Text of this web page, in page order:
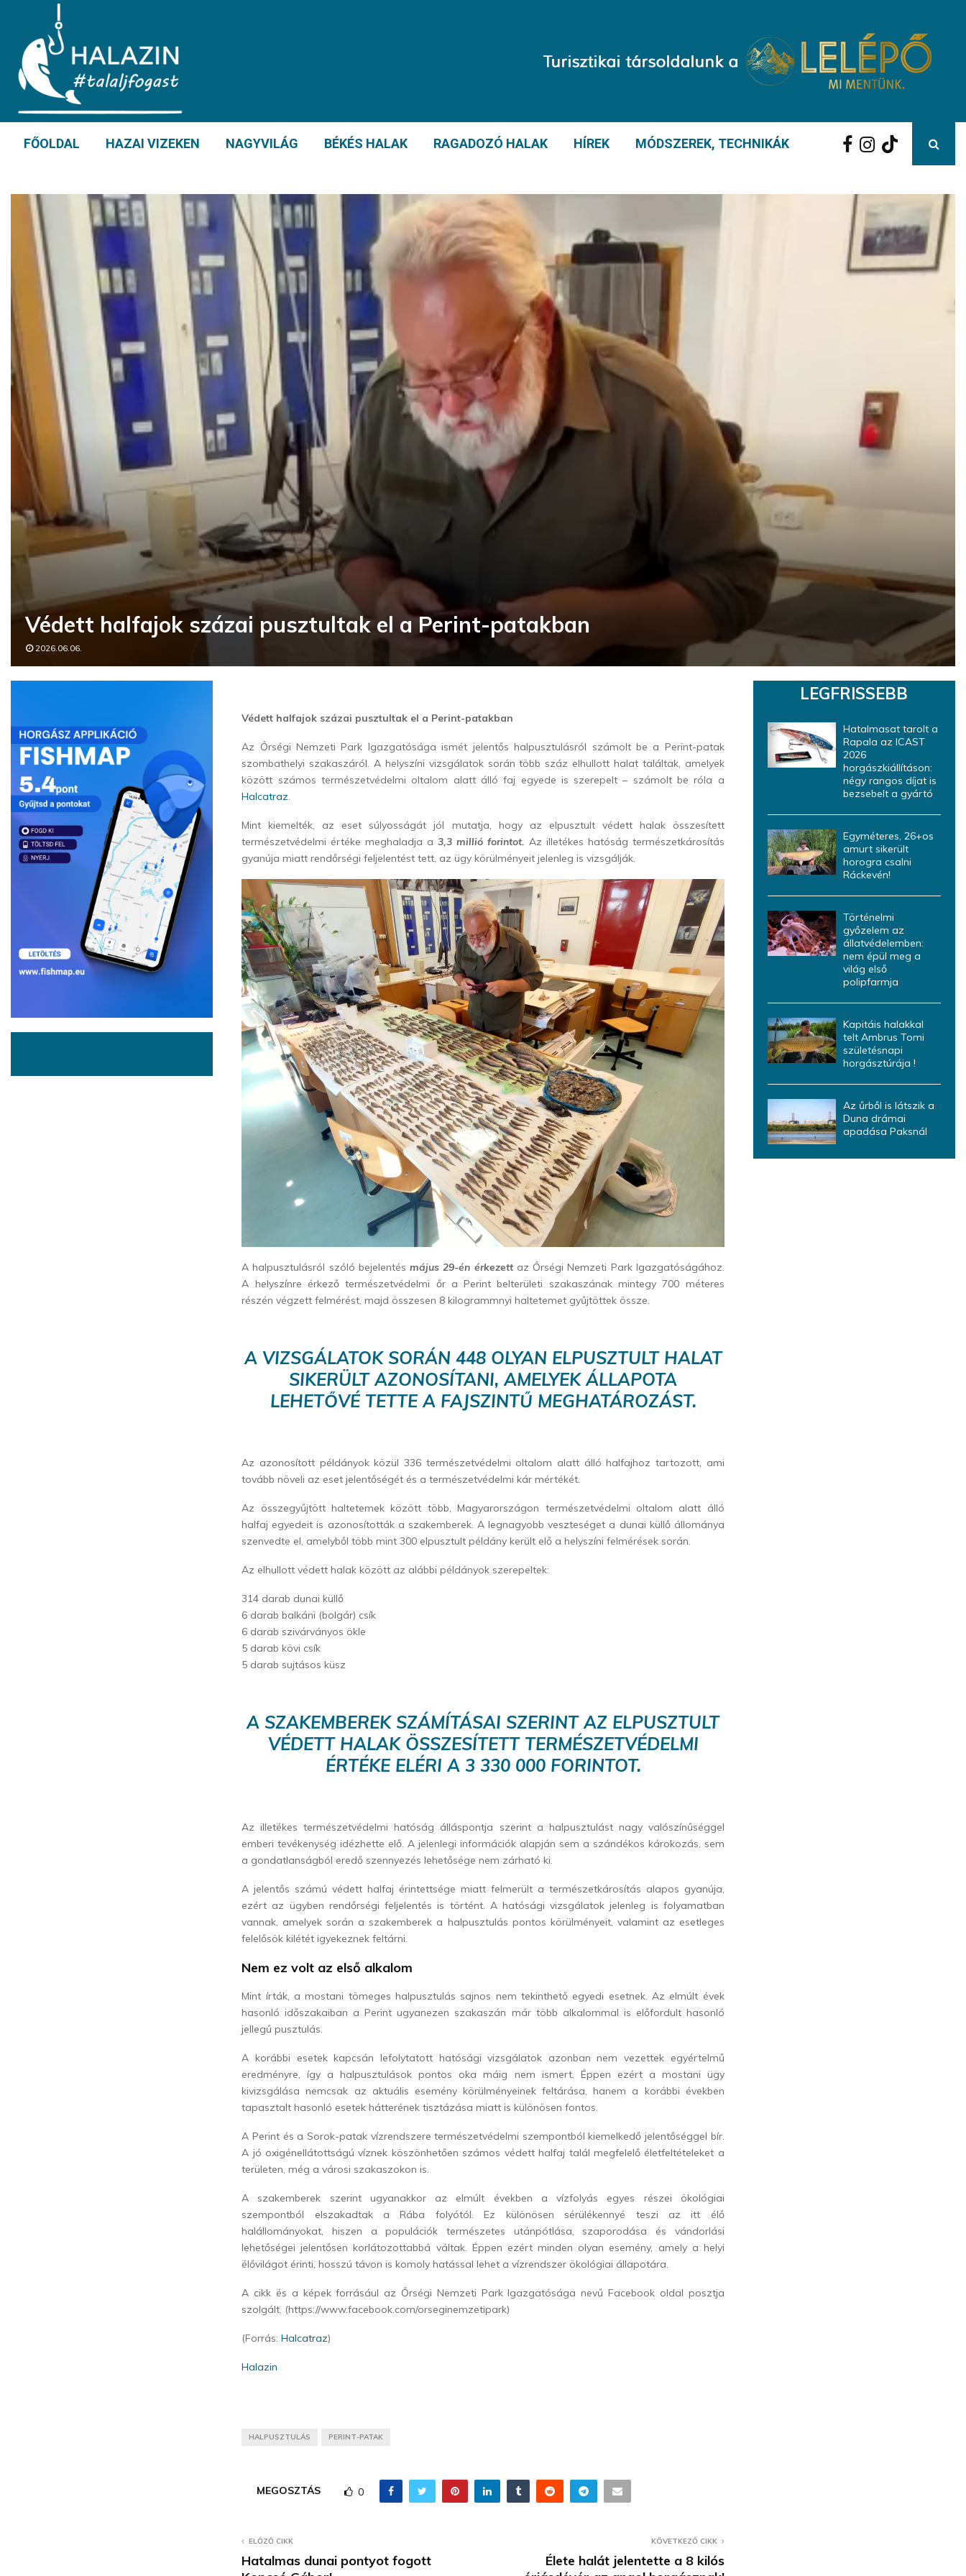
FŐOLDAL HAZAI VIZEKEN NAGYVILÁG BÉKÉS HALAK RAGADOZÓ HALAK HÍREK MÓDSZEREK, TECHNIKÁK
Védett halfajok százai pusztultak el a Perint-patakban
2026.06.06.
Védett halfajok százai pusztultak el a Perint-patakban
Az Őrségi Nemzeti Park Igazgatósága ismét jelentős halpusztulásról számolt be a Perint-patak
szombathelyi szakaszáról. A helyszíni vizsgálatok során több száz elhullott halat találtak, amelyek
között számos természetvédelmi oltalom alatt álló faj egyede is szerepelt – számolt be róla a
Halcatraz.
Mint kiemelték, az eset súlyosságát jól mutatja, hogy az elpusztult védett halak összesített
természetvédelmi értéke meghaladja a3,3 millió forintot. Az illetékes hatóság természetkárosítás
gyanúja miatt rendőrségi feljelentést tett, az ügy körülményeit jelenleg is vizsgálják.
A halpusztulásról szóló bejelentés május 29-én érkezettaz Őrségi Nemzeti Park Igazgatóságához.
A helyszínre érkező természetvédelmi őr a Perint belterületi szakaszának mintegy 700 méteres
részén végzett felmérést, majd összesen 8 kilogrammnyi haltetemet gyűjtöttek össze.
A VIZSGÁLATOK SORÁN 448 OLYAN ELPUSZTULT HALAT
SIKERÜLT AZONOSÍTANI, AMELYEK ÁLLAPOTA
LEHETŐVÉ TETTE A FAJSZINTŰ MEGHATÁROZÁST.
Az azonosított példányok közül 336 természetvédelmi oltalom alatt álló halfajhoz tartozott, ami
tovább növeli az eset jelentőségét és a természetvédelmi kár mértékét.
Az összegyűjtött haltetemek között több, Magyarországon természetvédelmi oltalom alatt álló
halfaj egyedeit is azonosították a szakemberek. A legnagyobb veszteséget a dunai küllő állománya
szenvedte el, amelyből több mint 300 elpusztult példány került elő a helyszíni felmérések során.
Az elhullott védett halak között az alábbi példányok szerepeltek:
314 darab dunai küllő
6 darab balkáni (bolgár) csík
6 darab szivárványos ökle
5 darab kövi csík
5 darab sujtásos küsz
A SZAKEMBEREK SZÁMÍTÁSAI SZERINT AZ ELPUSZTULT
VÉDETT HALAK ÖSSZESÍTETT TERMÉSZETVÉDELMI
ÉRTÉKE ELÉRI A 3 330 000 FORINTOT.
Az illetékes természetvédelmi hatóság álláspontja szerint a halpusztulást nagy valószínűséggel
emberi tevékenység idézhette elő. A jelenlegi információk alapján sem a szándékos károkozás, sem
a gondatlanságból eredő szennyezés lehetősége nem zárható ki.
A jelentős számú védett halfaj érintettsége miatt felmerült a természetkárosítás alapos gyanúja,
ezért az ügyben rendőrségi feljelentés is történt. A hatósági vizsgálatok jelenleg is folyamatban
vannak, amelyek során a szakemberek a halpusztulás pontos körülményeit, valamint az esetleges
felelősök kilétét igyekeznek feltárni.
Nem ez volt az első alkalom
Mint írták, a mostani tömeges halpusztulás sajnos nem tekinthető egyedi esetnek. Az elmúlt évek
hasonló időszakaiban a Perint ugyanezen szakaszán már több alkalommal is előfordult hasonló
jellegű pusztulás.
A korábbi esetek kapcsán lefolytatott hatósági vizsgálatok azonban nem vezettek egyértelmű
eredményre, így a halpusztulások pontos oka máig nem ismert. Éppen ezért a mostani ügy
kivizsgálása nemcsak az aktuális esemény körülményeinek feltárása, hanem a korábbi években
tapasztalt hasonló esetek hátterének tisztázása miatt is különösen fontos.
A Perint és a Sorok-patak vízrendszere természetvédelmi szempontból kiemelkedő jelentőséggel bír.
A jó oxigénellátottságú víznek köszönhetően számos védett halfaj talál megfelelő életfeltételeket a
területen, még a városi szakaszokon is.
A szakemberek szerint ugyanakkor az elmúlt években a vízfolyás egyes részei ökológiai
szempontból elszakadtak a Rába folyótól. Ez különösen sérülékennyé teszi az itt élő
halállományokat, hiszen a populációk természetes utánpótlása, szaporodása és vándorlási
lehetőségei jelentősen korlátozottabbá váltak. Éppen ezért minden olyan esemény, amely a helyi
élővilágot érinti, hosszú távon is komoly hatással lehet a vízrendszer ökológiai állapotára.
A cikk és a képek forrásául az Őrségi Nemzeti Park Igazgatósága nevű Facebook oldal posztja
szolgált. (https://www.facebook.com/orseginemzetipark)
(Forrás:Halcatraz)
Halazin
HALPUSZTULÁS PERINT-PATAK
MEGOSZTÁS 0
ELŐZŐ CIKK
Hatalmas dunai pontyot fogott
KÖVETKEZŐ CIKK
Élete halát jelentette a 8 kilós
LEGFRISSEBB
Hatalmasat tarolt a
Rapala az ICAST
2026
horgászkiállításon:
négy rangos díjat is
bezsebelt a gyártó
Egyméteres, 26+os
amurt sikerült
horogra csalni
Ráckevén!
Történelmi
győzelem az
állatvédelemben:
nem épül meg a
világ első
polipfarmja
Kapitáis halakkal
telt Ambrus Tomi
születésnapi
horgásztúrája !
Az űrből is látszik a
Duna drámai
apadása Paksnál